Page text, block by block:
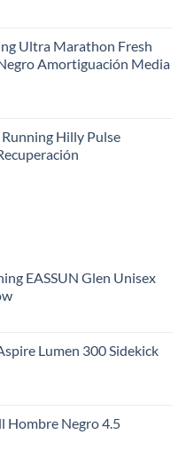
Ultra Marathon Fresh
Amortiguación Media
Hilly Pulse
EASSUN Glen Unisex
Lumen 300 Sidekick
Hombre Negro 4.5